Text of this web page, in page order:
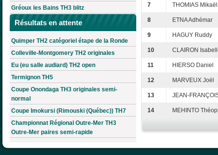
Gréoux les Bains TH3 blitz
Résultats en attente
Quimper TH2 catégoriel étape de la Ronde
Colleville-Montgomery TH2 originales
Eu (eu salle audiard) TH2 open
Termignon TH5
Coupe Onondaga TH3 originales semi-
normal
Coupe Imokursi (Rimouski (Québec)) TH7
Championnat Régional Outre-Mer TH3
Outre-Mer paires semi-rapide
7 THOMIAS Mikaël
8 ETNA Adhémar
9 HAGUY Ruddy
10 CLAIRON
11 HIERSO Daniel
12 MARVEUX Joël
13 JEAN-
14 MEHINTO